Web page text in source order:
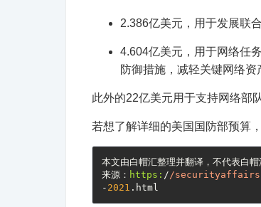
2.386亿美元，用于发展联
4.604亿美元，用于网络任
防御措施，减轻关键网络资
此外的22亿美元用于支持网络部队
若想了解详细的美国国防部预算
本文由白帽汇整理并翻译，不代表白
来源： https: / /
- 2021